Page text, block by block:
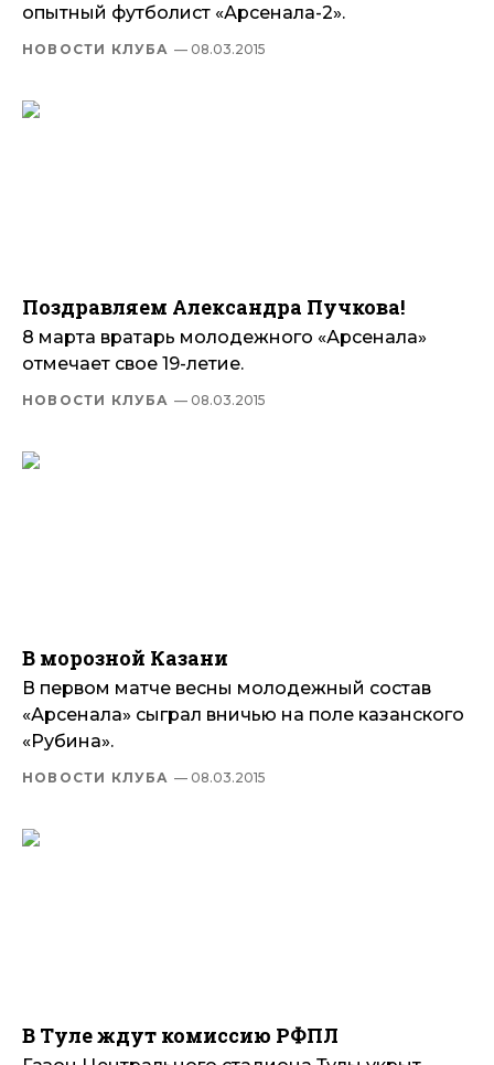
опытный футболист «Арсенала-2».
НОВОСТИ КЛУБА — 08.03.2015
Поздравляем Александра Пучкова!
8 марта вратарь молодежного «Арсенала»
отмечает свое 19-летие.
НОВОСТИ КЛУБА — 08.03.2015
В морозной Казани
В первом матче весны молодежный состав
«Арсенала» сыграл вничью на поле казанского
«Рубина».
НОВОСТИ КЛУБА — 08.03.2015
В Туле ждут комиссию РФПЛ